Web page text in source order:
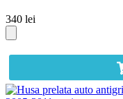
340 lei